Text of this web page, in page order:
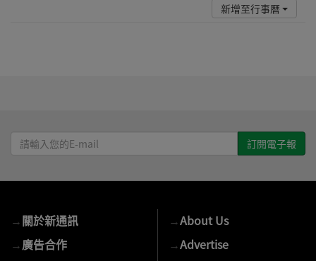
新增至行事曆
請
輸
E-
mail
→關於新通訊
→廣告合作
→About Us
→Advertise